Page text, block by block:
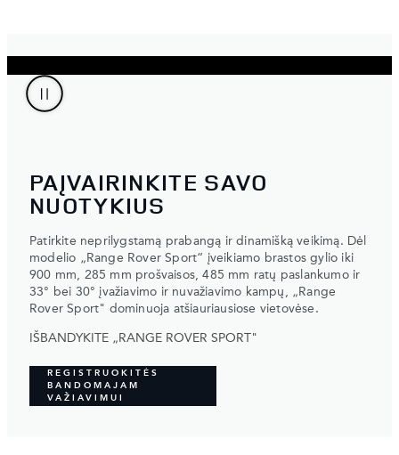
PAĮVAIRINKITE SAVO
NUOTYKIUS
Patirkite neprilygstamą prabangą ir dinamišką veikimą. Dėl
modelio „Range Rover Sport“ įveikiamo brastos gylio iki
900 mm, 285 mm prošvaisos, 485 mm ratų paslankumo ir
33° bei 30° įvažiavimo ir nuvažiavimo kampų, „Range
Rover Sport" dominuoja atšiauriausiose vietovėse.
IŠBANDYKITE „RANGE ROVER SPORT"
REGISTRUOKITĖS
BANDOMAJAM
VAŽIAVIMUI